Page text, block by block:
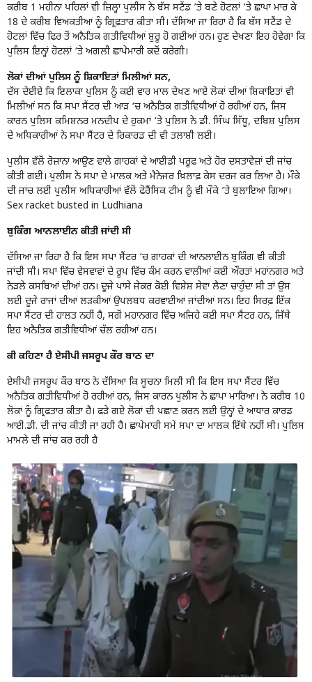
ਕਰੀਬ 1 ਮਹੀਨਾ ਪਹਿਲਾਂ ਵੀ ਜ਼ਿਲ੍ਹਾ ਪੁਲੀਸ ਨੇ ਬੱਸ ਸਟੈਂਡ ’ਤੇ ਬਣੇ ਹੋਟਲਾਂ ’ਤੇ ਛਾਪਾ ਮਾਰ ਕੇ
18 ਦੇ ਕਰੀਬ ਵਿਅਕਤੀਆਂ ਨੂੰ ਗ੍ਰਿਫ਼ਤਾਰ ਕੀਤਾ ਸੀ। ਦੱਸਿਆ ਜਾ ਰਿਹਾ ਹੈ ਕਿ ਬੱਸ ਸਟੈਂਡ ਦੇ
ਹੋਟਲਾਂ ਵਿੱਚ ਫਿਰ ਤੋਂ ਅਨੈਤਿਕ ਗਤੀਵਿਧੀਆਂ ਸ਼ੁਰੂ ਹੋ ਗਈਆਂ ਹਨ। ਹੁਣ ਦੇਖਣਾ ਇਹ ਹੋਵੇਗਾ ਕਿ
ਪੁਲਿਸ ਇਨ੍ਹਾਂ ਹੋਟਲਾਂ ‘ਤੇ ਅਗਲੀ ਛਾਪੇਮਾਰੀ ਕਦੋਂ ਕਰੇਗੀ।
ਲੋਕਾਂ ਦੀਆਂ ਪੁਲਿਸ ਨੂੰ ਸ਼ਿਕਾਇਤਾਂ ਮਿਲੀਆਂ ਸਨ,
ਦੱਸ ਦੇਈਏ ਕਿ ਇਲਾਕਾ ਪੁਲਿਸ ਨੂੰ ਕਈ ਵਾਰ ਮਾਲ ਦੇਖਣ ਆਏ ਲੋਕਾਂ ਦੀਆਂ ਸ਼ਿਕਾਇਤਾਂ ਵੀ
ਮਿਲੀਆਂ ਸਨ ਕਿ ਸਪਾ ਸੈਂਟਰ ਦੀ ਆੜ ‘ਚ ਅਨੈਤਿਕ ਗਤੀਵਿਧੀਆਂ ਹੋ ਰਹੀਆਂ ਹਨ, ਜਿਸ
ਕਾਰਨ ਪੁਲਿਸ ਕਮਿਸ਼ਨਰ ਮਨਦੀਪ ਦੇ ਹੁਕਮਾਂ ‘ਤੇ ਪੁਲਿਸ ਨੇ ਡੀ. ਸਿੰਘ ਸਿੱਧੂ, ਦਬਿਸ਼ ਪੁਲਿਸ
ਦੇ ਅਧਿਕਾਰੀਆਂ ਨੇ ਸਪਾ ਸੈਂਟਰ ਦੇ ਰਿਕਾਰਡ ਦੀ ਵੀ ਤਲਾਸ਼ੀ ਲਈ।
ਪੁਲੀਸ ਵੱਲੋਂ ਰੋਜ਼ਾਨਾ ਆਉਣ ਵਾਲੇ ਗਾਹਕਾਂ ਦੇ ਆਈਡੀ ਪਰੂਫ਼ ਅਤੇ ਹੋਰ ਦਸਤਾਵੇਜ਼ਾਂ ਦੀ ਜਾਂਚ
ਕੀਤੀ ਗਈ। ਪੁਲੀਸ ਨੇ ਸਪਾ ਦੇ ਮਾਲਕ ਅਤੇ ਮੈਨੇਜਰ ਖ਼ਿਲਾਫ਼ ਕੇਸ ਦਰਜ ਕਰ ਲਿਆ ਹੈ। ਮੌਕੇ
ਦੀ ਜਾਂਚ ਲਈ ਪੁਲੀਸ ਅਧਿਕਾਰੀਆਂ ਵੱਲੋਂ ਫੋਰੈਂਸਿਕ ਟੀਮ ਨੂੰ ਵੀ ਮੌਕੇ ’ਤੇ ਬੁਲਾਇਆ ਗਿਆ।
Sex racket busted in Ludhiana
ਬੁਕਿੰਗ ਆਨਲਾਈਨ ਕੀਤੀ ਜਾਂਦੀ ਸੀ
ਦੱਸਿਆ ਜਾ ਰਿਹਾ ਹੈ ਕਿ ਇਸ ਸਪਾ ਸੈਂਟਰ ‘ਚ ਗਾਹਕਾਂ ਦੀ ਆਨਲਾਈਨ ਬੁਕਿੰਗ ਵੀ ਕੀਤੀ
ਜਾਂਦੀ ਸੀ। ਸਪਾ ਵਿੱਚ ਵੇਸਵਾਵਾਂ ਦੇ ਰੂਪ ਵਿੱਚ ਕੰਮ ਕਰਨ ਵਾਲੀਆਂ ਕਈ ਔਰਤਾਂ ਮਹਾਂਨਗਰ ਅਤੇ
ਨੇੜਲੇ ਕਸਬਿਆਂ ਦੀਆਂ ਹਨ। ਦੂਜੇ ਪਾਸੇ ਜੇਕਰ ਕੋਈ ਵਿਸ਼ੇਸ਼ ਸੇਵਾ ਲੈਣਾ ਚਾਹੁੰਦਾ ਸੀ ਤਾਂ ਉਸ
ਲਈ ਦੂਜੇ ਰਾਜਾਂ ਦੀਆਂ ਲੜਕੀਆਂ ਉਪਲਬਧ ਕਰਵਾਈਆਂ ਜਾਂਦੀਆਂ ਸਨ। ਇਹ ਸਿਰਫ਼ ਇੱਕ
ਸਪਾ ਸੈਂਟਰ ਦੀ ਹਾਲਤ ਨਹੀਂ ਹੈ, ਸਗੋਂ ਮਹਾਨਗਰ ਵਿੱਚ ਅਜਿਹੇ ਕਈ ਸਪਾ ਸੈਂਟਰ ਹਨ, ਜਿੱਥੇ
ਇਹ ਅਨੈਤਿਕ ਗਤੀਵਿਧੀਆਂ ਚੱਲ ਰਹੀਆਂ ਹਨ।
ਕੀ ਕਹਿਣਾ ਹੈ ਏਸੀਪੀ ਜਸਰੂਪ ਕੌਰ ਬਾਠ ਦਾ
ਏਸੀਪੀ ਜਸਰੂਪ ਕੌਰ ਬਾਠ ਨੇ ਦੱਸਿਆ ਕਿ ਸੂਚਨਾ ਮਿਲੀ ਸੀ ਕਿ ਇਸ ਸਪਾ ਸੈਂਟਰ ਵਿੱਚ
ਅਨੈਤਿਕ ਗਤੀਵਿਧੀਆਂ ਹੋ ਰਹੀਆਂ ਹਨ, ਜਿਸ ਕਾਰਨ ਪੁਲੀਸ ਨੇ ਛਾਪਾ ਮਾਰਿਆ। ਨੇ ਕਰੀਬ 10
ਲੋਕਾਂ ਨੂੰ ਗ੍ਰਿਫਤਾਰ ਕੀਤਾ ਹੈ। ਫੜੇ ਗਏ ਲੋਕਾਂ ਦੀ ਪਛਾਣ ਕਰਨ ਲਈ ਉਨ੍ਹਾਂ ਦੇ ਆਧਾਰ ਕਾਰਡ
ਆਈ.ਡੀ. ਦੀ ਜਾਂਚ ਕੀਤੀ ਜਾ ਰਹੀ ਹੈ। ਛਾਪੇਮਾਰੀ ਸਮੇਂ ਸਪਾ ਦਾ ਮਾਲਕ ਇੱਥੇ ਨਹੀਂ ਸੀ। ਪੁਲਿਸ
ਮਾਮਲੇ ਦੀ ਜਾਂਚ ਕਰ ਰਹੀ ਹੈ